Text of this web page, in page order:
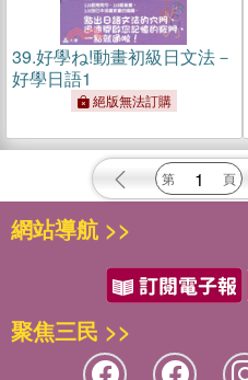
39.好學ね!動畫初級日文法－
好學日語1
絕版無法訂購
網站導航 >>
聚焦三民 >>